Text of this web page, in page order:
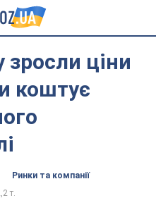
зросли ціни
коштує
Ринки та компанії
т.